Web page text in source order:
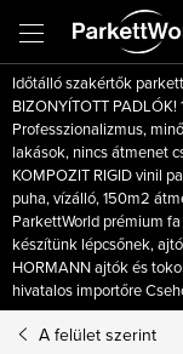
fő
tartalomhoz
Időtálló szakértők
BIZONYÍTOTT
Professzionalizmus,
lakások, nincs átmenet
KOMPOZIT RIGID vinil
puha, vízálló, 150m2
ParkettWorld prémium
készítünk lépcsőnek,
HORMANN ajtók és
hivatalos importőre
A felület szerint